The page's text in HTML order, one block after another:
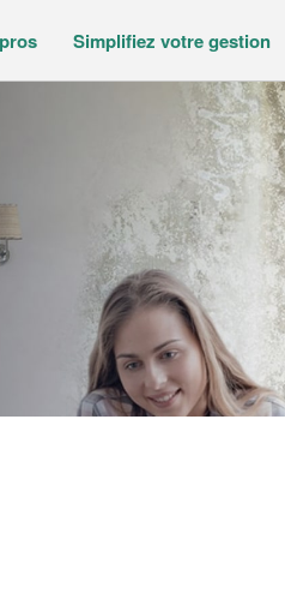
Simplifiez votre gestion